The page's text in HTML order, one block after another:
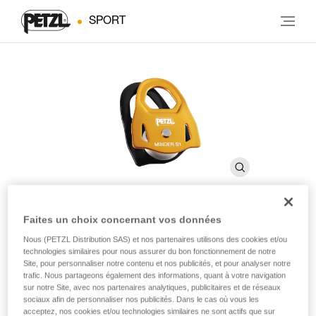
SPORT
MINDER S1
Poulie Prusik légère à haut rendement
Compacte et légère, la poulie MINDER S1 peut supporter
Faites un choix concernant vos données
Nous (PETZL Distribution SAS) et nos partenaires utilisons des cookies et/ou
technologies similaires pour nous assurer du bon fonctionnement de notre
Site, pour personnaliser notre contenu et nos publicités, et pour analyser notre
trafic. Nous partageons également des informations, quant à votre navigation
sur notre Site, avec nos partenaires analytiques, publicitaires et de réseaux
sociaux afin de personnaliser nos publicités. Dans le cas où vous les
acceptez, nos cookies et/ou technologies similaires ne sont actifs que sur